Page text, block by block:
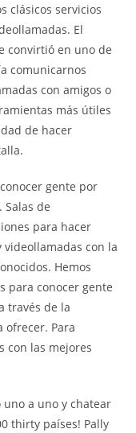
clásicos servicios
El
convirtió en uno de
comunicarnos
con amigos o
más útiles
de hacer
gente por
de
para hacer
videollamadas con la
Hemos
para conocer gente
través de la
ofrecer. Para
con las mejores
uno a uno y chatear
thirty países! Pally